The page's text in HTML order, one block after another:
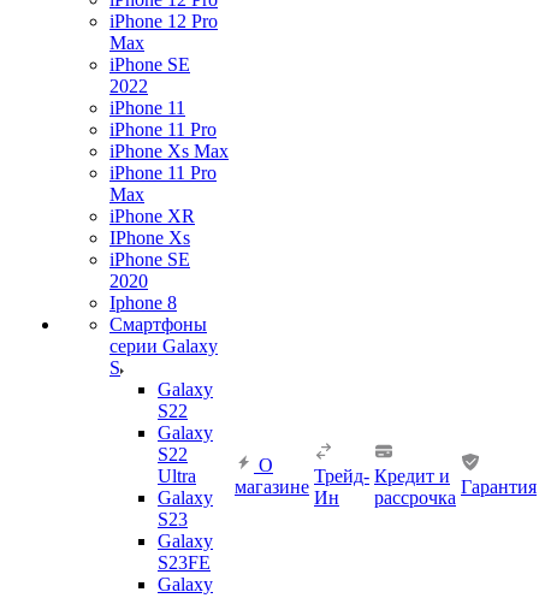
iPhone 12 Pro
Max
iPhone SE
2022
iPhone 11
iPhone 11 Pro
iPhone Xs Max
iPhone 11 Pro
Max
iPhone XR
IPhone Xs
iPhone SE
2020
Iphone 8
Смартфоны
серии Galaxy
S
Galaxy
S22
Galaxy
S22
Ultra
Galaxy
S23
Galaxy
S23FE
Galaxy
О
магазине
Трейд-
Ин
Кредит и
рассрочка
Гарантия